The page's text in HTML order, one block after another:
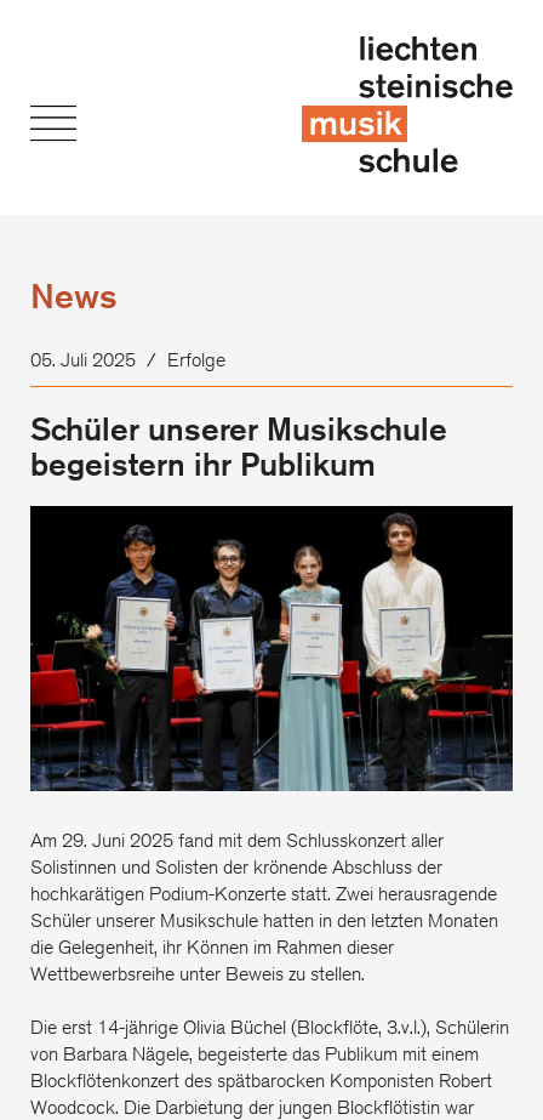
News
05. Juli 2025 / Erfolge
Schüler unserer Musikschule
begeistern ihr Publikum
Am 29. Juni 2025 fand mit dem Schlusskonzert aller
Solistinnen und Solisten der krönende Abschluss der
hochkarätigen Podium-Konzerte statt. Zwei herausragende
Schüler unserer Musikschule hatten in den letzten Monaten
die Gelegenheit, ihr Können im Rahmen dieser
Wettbewerbsreihe unter Beweis zu stellen.
Die erst 14-jährige Olivia Büchel (Blockflöte, 3.v.l.), Schülerin
von Barbara Nägele, begeisterte das Publikum mit einem
Blockflötenkonzert des spätbarocken Komponisten Robert
Woodcock. Die Darbietung der jungen Blockflötistin war